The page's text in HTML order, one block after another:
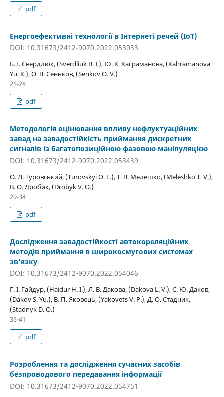
pdf
Енергоефективні технології в Інтернеті речей (IoT)
DOI: 10.31673/2412-9070.2022.053033
Б. І. Свердлюк, (Sverdliuk B. І.), Ю. К. Каграманова, (Кahramanova
Yu. К.), О. В. Сеньков, (Senkov O. V.)
25-28
pdf
Методологія оцінювання впливу нефлуктуаційних
завад на завадостійкість приймання дискретних
сигналів із багатопозиційною фазовою маніпуляцією
DOI: 10.31673/2412-9070.2022.053439
О. Л. Туровський, (Turovskyi O. L.), Т. В. Мелешко, (Meleshko T. V.),
В. О. Дробик, (Drobyk V. O.)
29-34
pdf
Дослідження завадостійкості автокореляційних
методів приймання в широкосмугових системах
зв'язку
DOI: 10.31673/2412-9070.2022.054046
Г. І. Гайдур, (Haidur H. I.), Л. В. Дакова, (Dakova L. V.), С. Ю. Даков,
(Dakov S. Yu.), В. П. Яковець, (Yakovets V. P.), Д. О. Стадник,
(Stadnyk D. O.)
35-41
pdf
Розроблення та дослідження сучасних засобів
безпроводового передавання інформації
DOI: 10.31673/2412-9070.2022.054751